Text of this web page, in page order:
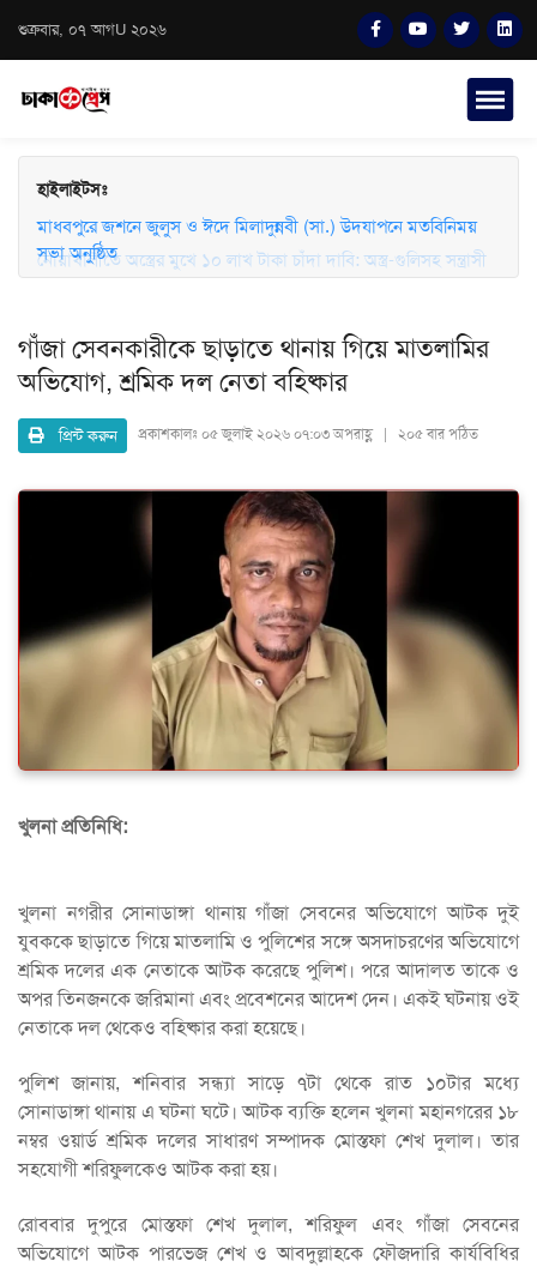
শুক্রবার, ০৭ আগU ২০২৬
হাইলাইটসঃ
নোয়াখালীতে অস্ত্রের মুখে ১০ লাখ টাকা চাঁদা দাবি: অস্ত্র-গুলিসহ সন্ত্রাসী
মাধবপুরে জশনে জুলুস ও ঈদে মিলাদুন্নবী (সা.) উদযাপনে মতবিনিময়
সভা অনুষ্ঠিত
গাঁজা সেবনকারীকে ছাড়াতে থানায় গিয়ে মাতলামির
অভিযোগ, শ্রমিক দল নেতা বহিষ্কার
প্রিন্ট করুন প্রকাশকালঃ ০৫ জুলাই ২০২৬ ০৭:০৩ অপরাহ্ণ | ২০৫ বার পঠিত
খুলনা প্রতিনিধি:
খুলনা নগরীর সোনাডাঙ্গা থানায় গাঁজা সেবনের অভিযোগে আটক দুই
যুবককে ছাড়াতে গিয়ে মাতলামি ও পুলিশের সঙ্গে অসদাচরণের অভিযোগে
শ্রমিক দলের এক নেতাকে আটক করেছে পুলিশ। পরে আদালত তাকে ও
অপর তিনজনকে জরিমানা এবং প্রবেশনের আদেশ দেন। একই ঘটনায় ওই
নেতাকে দল থেকেও বহিষ্কার করা হয়েছে।
পুলিশ জানায়, শনিবার সন্ধ্যা সাড়ে ৭টা থেকে রাত ১০টার মধ্যে
সোনাডাঙ্গা থানায় এ ঘটনা ঘটে। আটক ব্যক্তি হলেন খুলনা মহানগরের ১৮
নম্বর ওয়ার্ড শ্রমিক দলের সাধারণ সম্পাদক মোস্তফা শেখ দুলাল। তার
সহযোগী শরিফুলকেও আটক করা হয়।
রোববার দুপুরে মোস্তফা শেখ দুলাল, শরিফুল এবং গাঁজা সেবনের
অভিযোগে আটক পারভেজ শেখ ও আবদুল্লাহকে ফৌজদারি কার্যবিধির